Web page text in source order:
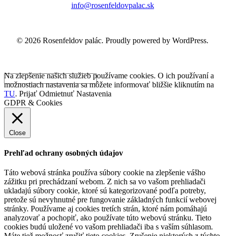
info@rosenfeldovpalac.sk
© 2026 Rosenfeldov palác. Proudly powered by WordPress.
Na zlepšenie našich služieb používame cookies. O ich používaní a
možnostiach nastavenia sa môžete informovať bližšie kliknutím na
TU. Prijať Odmietnuť Nastavenia
GDPR & Cookies
Close
Prehľad ochrany osobných údajov
Táto webová stránka používa súbory cookie na zlepšenie vášho
zážitku pri prechádzaní webom. Z nich sa vo vašom prehliadači
ukladajú súbory cookie, ktoré sú kategorizované podľa potreby,
pretože sú nevyhnutné pre fungovanie základných funkcií webovej
stránky. Používame aj cookies tretích strán, ktoré nám pomáhajú
analyzovať a pochopiť, ako používate túto webovú stránku. Tieto
cookies budú uložené vo vašom prehliadači iba s vaším súhlasom.